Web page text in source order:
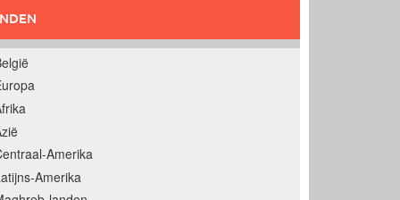
Amerika
Amerika